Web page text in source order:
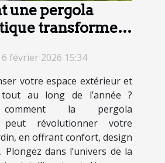
une pergola
transforme-
6 février 2026 15:34
votre espace extérieur et
au long de l’année ?
comment la pergola
peut révolutionner votre
en offrant confort, design
dans l’univers de la